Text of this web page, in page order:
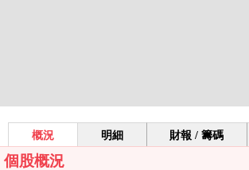
概況 明細 財報 / 籌碼
個股概況